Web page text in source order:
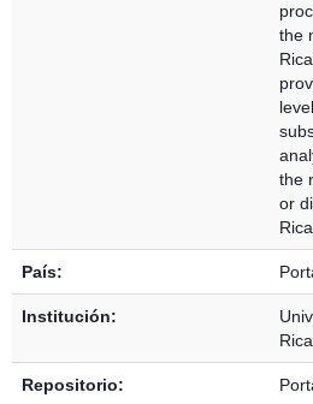
the
the
or
País:
Institución:
Rica
Repositorio: